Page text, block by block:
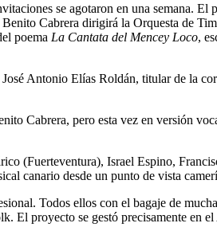
se agotaron en una semana. El
Cabrera dirigirá la Orquesta de
poema La Cantata del Mencey Loco,
Antonio Elías Roldán, titular de la
Cabrera, pero esta vez en versión
(Fuerteventura), Israel Espino,
canario desde un punto de vista
Todos ellos con el bagaje de
El proyecto se gestó precisamente en